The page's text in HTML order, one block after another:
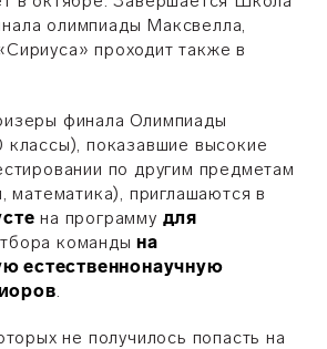
олимпиады Максвелла,
проходит также в
финала Олимпиады
показавшие высокие
по другим предметам
математика), приглашаются в
на программу для
командына
естественнонаучную
.
не получилось попасть на